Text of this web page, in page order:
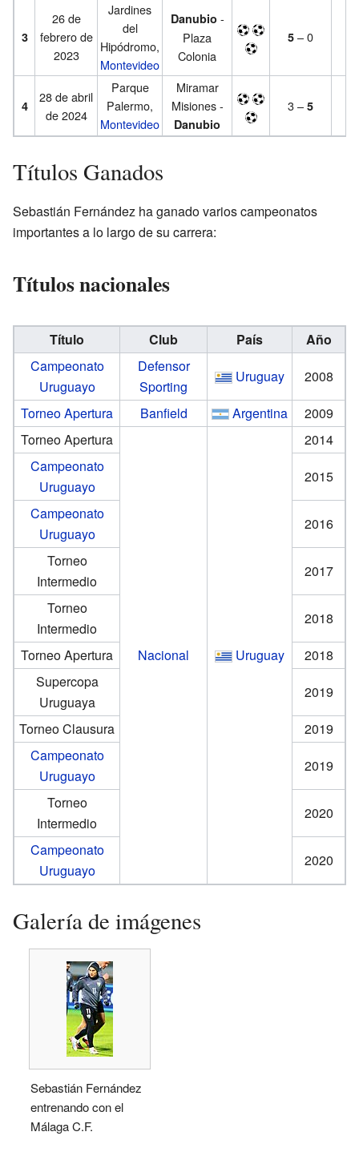
3
26 de
febrero de
2023
Jardines
del
Hipódromo,
Montevideo
Danubio -
Plaza
Colonia
5 – 0
4
28 de abril
de 2024
Parque
Palermo,
Montevideo
Miramar
Misiones -
Danubio
3 – 5
Títulos Ganados
Sebastián Fernández ha ganado varios campeonatos
importantes a lo largo de su carrera:
Títulos nacionales
Título Club País
Año
Campeonato
Uruguayo
Defensor
Sporting
Uruguay
2008
Torneo Apertura
Banfield Argentina
2009
Torneo Apertura
Nacional Uruguay
2014
Campeonato
Uruguayo
2015
Campeonato
Uruguayo
2016
Torneo
Intermedio
2017
Torneo
Intermedio
2018
Torneo Apertura
2018
Supercopa
Uruguaya
2019
Torneo Clausura
2019
Campeonato
Uruguayo
2019
Torneo
Intermedio
2020
Campeonato
Uruguayo
2020
Galería de imágenes
Sebastián Fernández
entrenando con el
Málaga C.F.